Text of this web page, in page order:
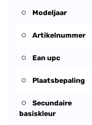
Modeljaar
Artikelnummer
Ean upc
Plaatsbepaling
Secundaire
basiskleur